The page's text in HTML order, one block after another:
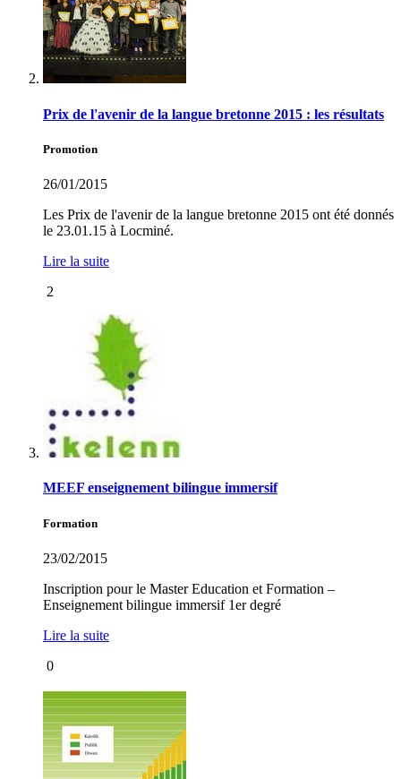
Prix de l'avenir de la langue bretonne 2015 : les résultats
Promotion
26/01/2015
Les Prix de l'avenir de la langue bretonne 2015 ont été donnés
le 23.01.15 à Locminé.
Lire la suite
2
MEEF enseignement bilingue immersif
Formation
23/02/2015
Inscription pour le Master Education et Formation –
Enseignement bilingue immersif 1er degré
Lire la suite
0